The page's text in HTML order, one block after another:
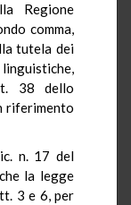
Regione
comma,
tutela dei
38 dello
riferimento
n. 17 del
la legge
3 e 6, per